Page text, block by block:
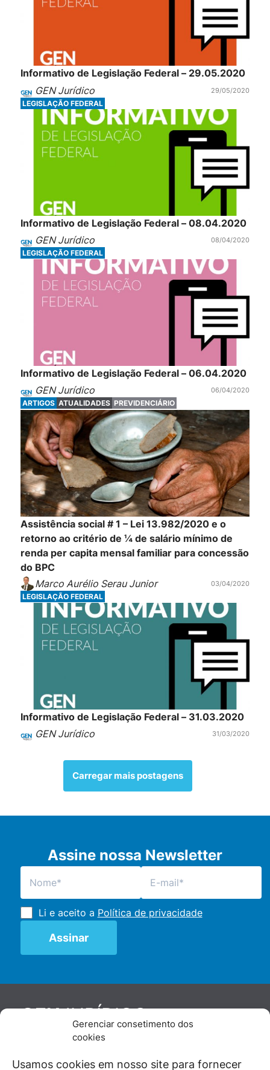
Gerenciar consetimento dos
cookies
Usamos cookies em nosso site para fornecer
Informativo de Legislação Federal – 29.05.2020
GEN Jurídico
29/05/2020
LEGISLAÇÃO FEDERAL
Informativo de Legislação Federal – 08.04.2020
GEN Jurídico
08/04/2020
LEGISLAÇÃO FEDERAL
Informativo de Legislação Federal – 06.04.2020
GEN Jurídico
06/04/2020
ARTIGOS ATUALIDADES PREVIDENCIÁRIO
Assistência social # 1 – Lei 13.982/2020 e o
retorno ao critério de ¼ de salário mínimo de
renda per capita mensal familiar para concessão
do BPC
Marco Aurélio Serau Junior
03/04/2020
LEGISLAÇÃO FEDERAL
Informativo de Legislação Federal – 31.03.2020
GEN Jurídico
31/03/2020
Carregar mais postagens
Assine nossa Newsletter
Li e aceito a Política de privacidade
GENJURÍDICO
De maneira independente, os autores e
juristas e doutrinadores nacionais, se posicionam